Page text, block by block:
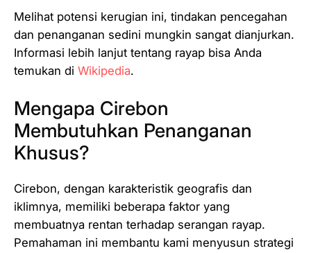
Melihat potensi kerugian ini, tindakan pencegahan
dan penanganan sedini mungkin sangat dianjurkan.
Informasi lebih lanjut tentang rayap bisa Anda
temukan di Wikipedia.
Mengapa Cirebon
Membutuhkan Penanganan
Khusus?
Cirebon, dengan karakteristik geografis dan
iklimnya, memiliki beberapa faktor yang
membuatnya rentan terhadap serangan rayap.
Pemahaman ini membantu kami menyusun strategi